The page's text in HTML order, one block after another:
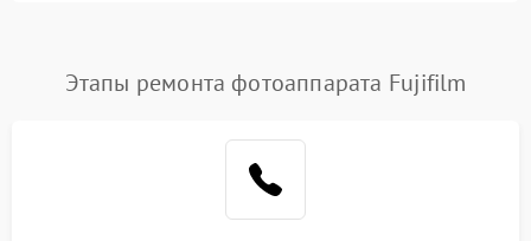
Этапы ремонта фотоаппарата Fujifilm